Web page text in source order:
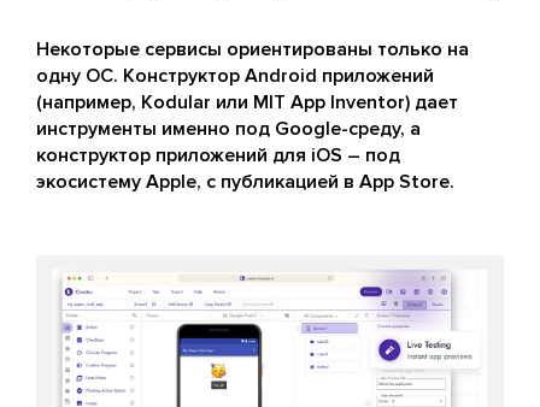
Некоторые сервисы ориентированы только на
одну ОС. Конструктор Android приложений
(например, Kodular или MIT App Inventor) дает
инструменты именно под Google-среду, а
конструктор приложений для iOS – под
экосистему Apple, с публикацией в App Store.